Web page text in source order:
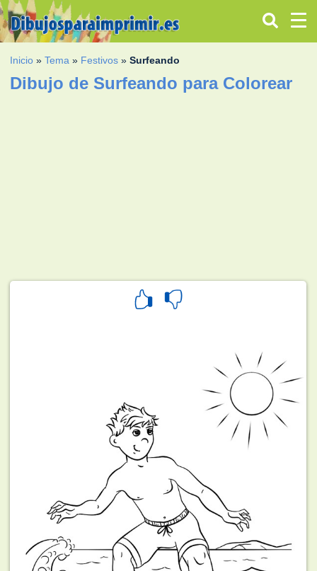
Inicio »Tema » Festivos »Surfeando
Dibujo de Surfeando para Colorear